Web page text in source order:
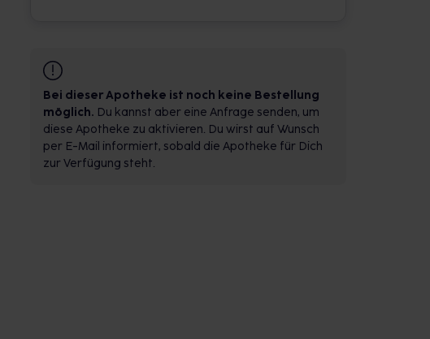
Bei dieser Apotheke ist noch keine Bestellung
möglich. Du kannst aber eine Anfrage senden, um
diese Apotheke zu aktivieren. Du wirst auf Wunsch
per E-Mail informiert, sobald die Apotheke für Dich
zur Verfügung steht.